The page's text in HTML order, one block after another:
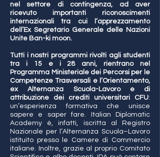
nel settore di contingenza, ad aver
ricevuto importanti riconoscimenti
internazionali tra cui l’apprezzamento
dell’Ex Segretario Generale delle Nazioni
Unite Ban-ki moon.
Tutti i nostri programmi rivolti agli studenti
tra i 15 e i 28 anni, rientrano nel
Programma Ministeriale dei Percorsi per le
Competenze Trasversali e l’Orientamento,
ex Alternanza Scuola-Lavoro e di
attribuzione dei crediti universitari CFU:
un’esperienza formativa che unisce
sapere e saper fare. Italian Diplomatic
Academy è, infatti, iscritta al Registro
Nazionale per l’Alternanza Scuola–Lavoro
istituito presso le Camere di Commercio
italiane. Inoltre, grazie al proprio Comitato